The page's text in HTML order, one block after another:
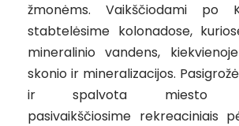
žmonėms. Vaikščiodami po
stabtelėsime kolonadose,
mineralinio vandens,
skonio ir mineralizacijos.
ir spalvota miesto
pasivaikščiosime rekreaciniais